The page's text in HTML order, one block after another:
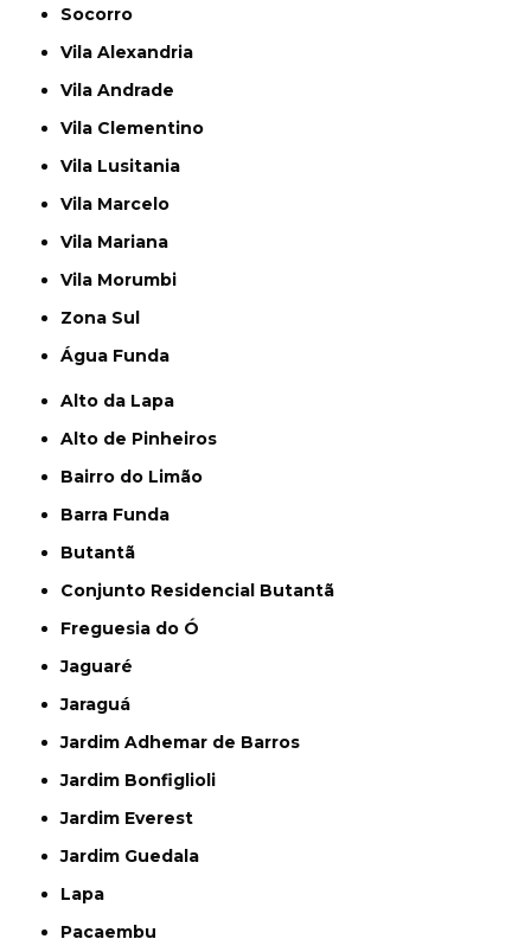
Socorro
Vila Alexandria
Vila Andrade
Vila Clementino
Vila Lusitania
Vila Marcelo
Vila Mariana
Vila Morumbi
Zona Sul
Água Funda
Alto da Lapa
Alto de Pinheiros
Bairro do Limão
Barra Funda
Butantã
Conjunto Residencial Butantã
Freguesia do Ó
Jaguaré
Jaraguá
Jardim Adhemar de Barros
Jardim Bonfiglioli
Jardim Everest
Jardim Guedala
Lapa
Pacaembu